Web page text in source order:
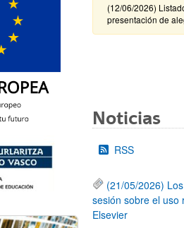
(12/06/2026)
presentación de
Noticias
RSS
(21/05/2026)
sesión sobre el uso
Elsevier